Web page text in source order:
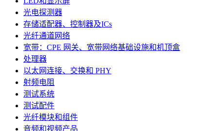
光电探测器
存储适配器、控制器及ICs
光纤通道网络
宽带：CPE 网关、宽带网络基础设施和机顶盒
处理器
以太网连接、交换和 PHY
射频电阻
测试系统
测试配件
光纤模块和组件
音频和视频产品